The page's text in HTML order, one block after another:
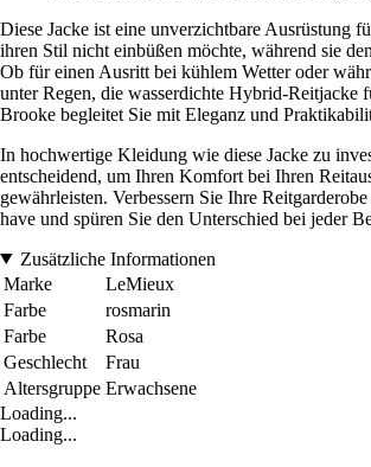
Diese Jacke ist eine unverzichtbare Ausrüstung
ihren Stil nicht einbüßen möchte, während sie
Ob für einen Ausritt bei kühlem Wetter oder
unter Regen, die wasserdichte Hybrid-Reitjacke
Brooke begleitet Sie mit Eleganz und
In hochwertige Kleidung wie diese Jacke zu
entscheidend, um Ihren Komfort bei Ihren
gewährleisten. Verbessern Sie Ihre
have und spüren Sie den Unterschied bei jeder
Zusätzliche Informationen
Marke
LeMieux
Farbe
rosmarin
Farbe
Rosa
Geschlecht
Frau
Altersgruppe Erwachsene
Loading...
Loading...